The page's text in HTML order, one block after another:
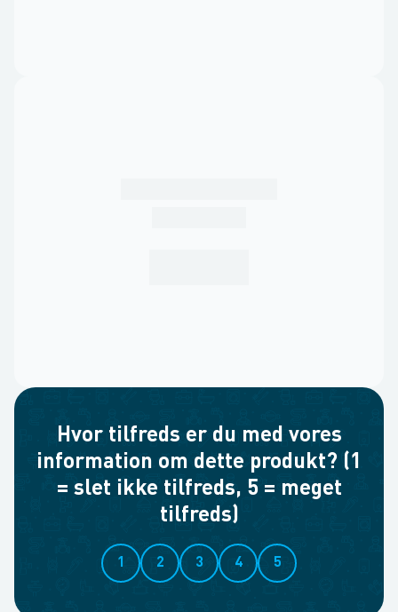
Hvor tilfreds er du med vores
information om dette produkt? (1
= slet ikke tilfreds, 5 = meget
tilfreds)
1 2 3 4 5